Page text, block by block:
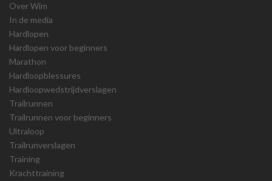
Over Wim
In de media
Hardlopen
Hardlopen voor beginners
Marathon
Hardloopblessures
Hardloopwedstrijdverslagen
Trailrunnen
Trailrunnen voor beginners
Ultraloop
Trailrunverslagen
Training
Krachttraining